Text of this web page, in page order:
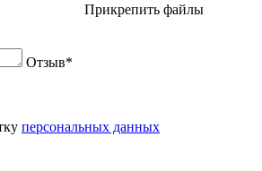
Прикрепить файлы
Отзыв*
персональных данных